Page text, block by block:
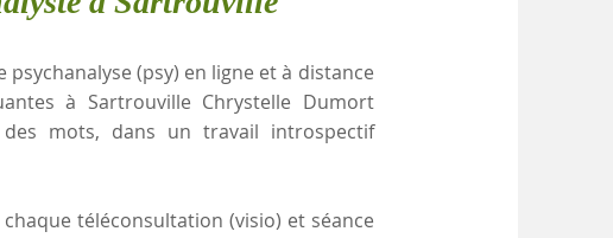
(psy) en ligne et à distance
à Sartrouville Chrystelle Dumort
mots, dans un travail introspectif
téléconsultation (visio) et séance